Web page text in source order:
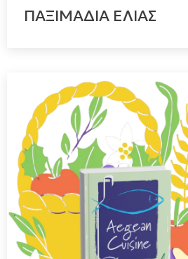
ΠΑΞΙΜΑΔΙΑ ΕΛΙΑΣ